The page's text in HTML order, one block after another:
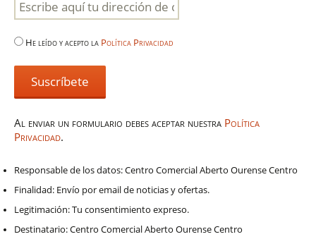
He leído y acepto la Política Privacidad
Al enviar un formulario debes aceptar nuestra Política
Privacidad.
Responsable de los datos: Centro Comercial Aberto Ourense Centro
Finalidad: Envío por email de noticias y ofertas.
Legitimación: Tu consentimiento expreso.
Destinatario: Centro Comercial Aberto Ourense Centro